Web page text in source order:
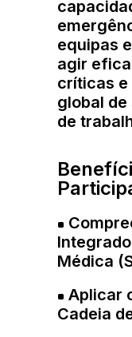
equipas
agir
críticas
global
de
Médica
Aplicar
Cadeia